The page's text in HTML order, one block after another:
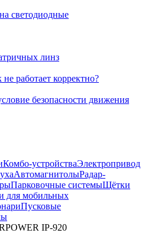
линз
работает корректно?
безопасности движения
Комбо-устройстваЭлектропривод
АвтомагнитолыРадар-
Парковочные системыЩётки
для мобильных
Пусковые
IP-920